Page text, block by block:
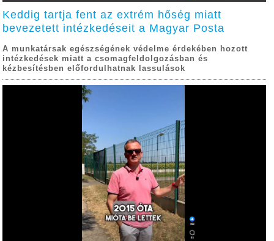
Keddig tartja fent az extrém hőség miatt
bevezetett intézkedéseit a Magyar Posta
A munkatársak egészségének védelme érdekében hozott
intézkedések miatt a csomagfeldolgozásban és
kézbesítésben előfordulhatnak lassulások